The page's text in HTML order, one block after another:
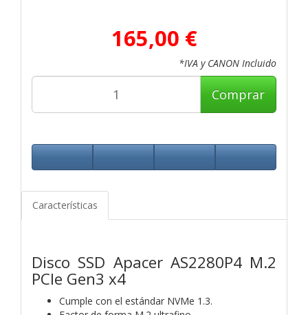
165,00 €
*IVA y CANON Incluido
Comprar
Características
Disco SSD Apacer AS2280P4 M.2
PCIe Gen3 x4
Cumple con el estándar NVMe 1.3.